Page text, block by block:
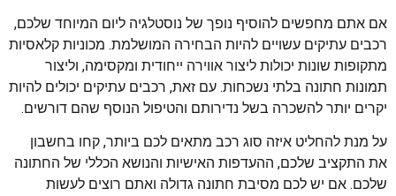
אם אתם מחפשים להוסיף נופך של נוסטלגיה ליום המיוחד שלכם,
רכבים עתיקים עשויים להיות הבחירה המושלמת. מכוניות קלאסיות
מתקופות שונות יכולות ליצור אווירה ייחודית ומקסימה, וליצור
תמונות חתונה בלתי נשכחות. עם זאת, רכבים עתיקים יכולים להיות
יקרים יותר להשכרה בשל נדירותם והטיפול הנוסף שהם דורשים.
על מנת להחליט איזה סוג רכב מתאים לכם ביותר, קחו בחשבון
את התקציב שלכם, ההעדפות האישיות והנושא הכללי של החתונה
שלכם. אם יש לכם מסיבת חתונה גדולה ואתם רוצים לעשות